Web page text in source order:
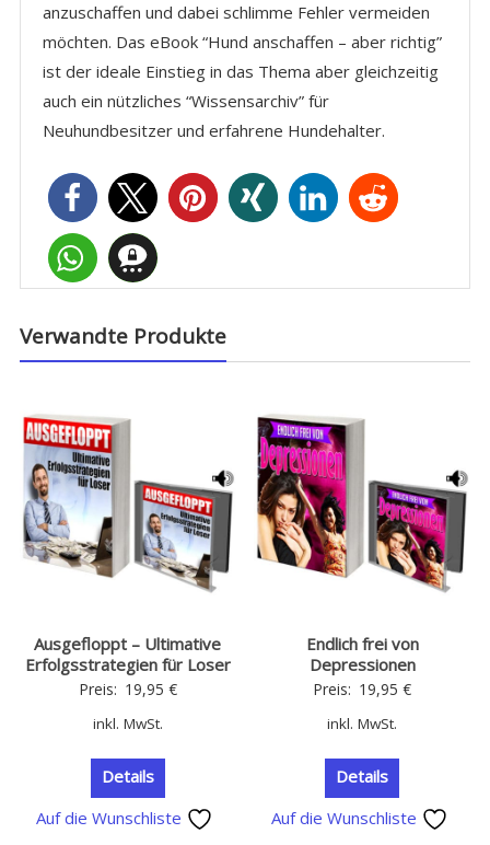
anzuschaffen und dabei schlimme Fehler vermeiden
möchten. Das eBook “Hund anschaffen – aber richtig”
ist der ideale Einstieg in das Thema aber gleichzeitig
auch ein nützliches “Wissensarchiv” für
Neuhundbesitzer und erfahrene Hundehalter.
Verwandte Produkte
Ausgefloppt – Ultimative
Erfolgsstrategien für Loser
Preis: 19,95 €
inkl. MwSt.
Details
Auf die Wunschliste
Endlich frei von
Depressionen
Preis: 19,95€
inkl. MwSt.
Details
Auf die Wunschliste